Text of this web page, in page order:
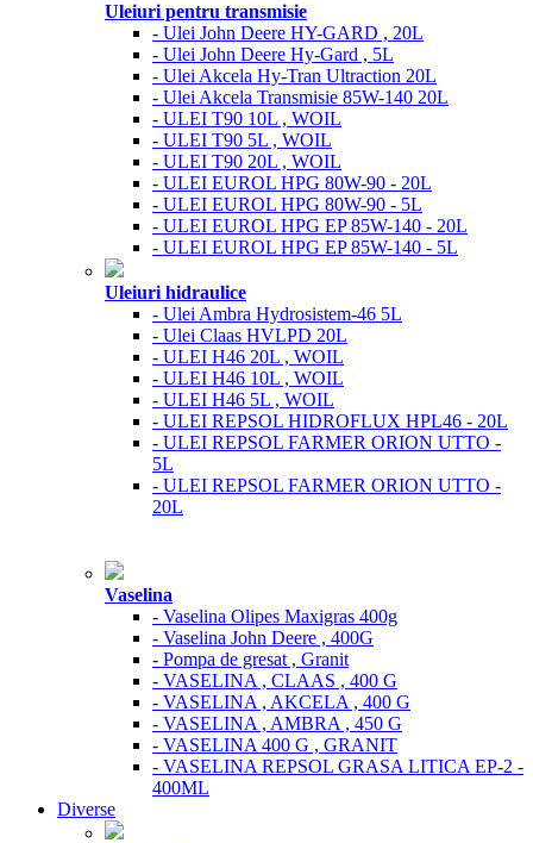
Uleiuri pentru transmisie
- Ulei John Deere HY-GARD , 20L
- Ulei John Deere Hy-Gard , 5L
- Ulei Akcela Hy-Tran Ultraction 20L
- Ulei Akcela Transmisie 85W-140 20L
- ULEI T90 10L , WOIL
- ULEI T90 5L , WOIL
- ULEI T90 20L , WOIL
- ULEI EUROL HPG 80W-90 - 20L
- ULEI EUROL HPG 80W-90 - 5L
- ULEI EUROL HPG EP 85W-140 - 20L
- ULEI EUROL HPG EP 85W-140 - 5L
Uleiuri hidraulice
- Ulei Ambra Hydrosistem-46 5L
- Ulei Claas HVLPD 20L
- ULEI H46 20L , WOIL
- ULEI H46 10L , WOIL
- ULEI H46 5L , WOIL
- ULEI REPSOL HIDROFLUX HPL46 - 20L
- ULEI REPSOL FARMER ORION UTTO -
5L
- ULEI REPSOL FARMER ORION UTTO -
20L
Vaselina
- Vaselina Olipes Maxigras 400g
- Vaselina John Deere , 400G
- Pompa de gresat , Granit
- VASELINA , CLAAS , 400 G
- VASELINA , AKCELA , 400 G
- VASELINA , AMBRA , 450 G
- VASELINA 400 G , GRANIT
- VASELINA REPSOL GRASA LITICA EP-2 -
400ML
Diverse